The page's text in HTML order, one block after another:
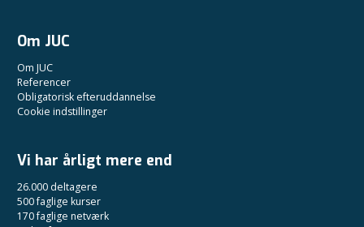
Om JUC
Om JUC
Referencer
Obligatorisk efteruddannelse
Cookie indstillinger
Vi har årligt mere end
26.000 deltagere
500 faglige kurser
170 faglige netværk